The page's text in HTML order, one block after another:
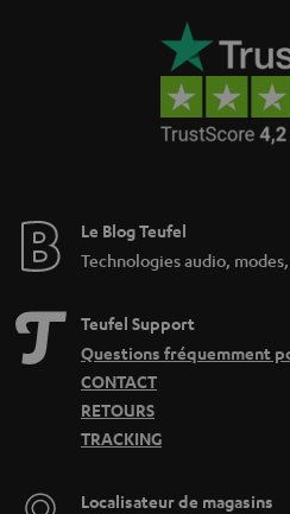
Le Blog Teufel
Technologies audio,
Teufel Support
Questions fréquemment
CONTACT
RETOURS
TRACKING
Localisateur de magasins